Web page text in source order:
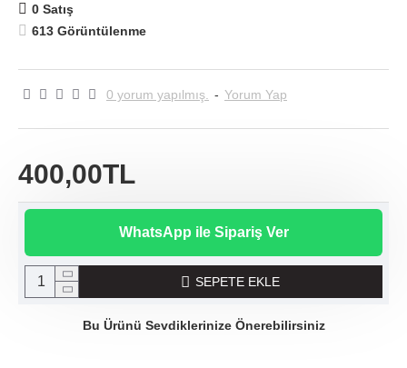
0 Satış
613 Görüntülenme
0 yorum yapılmış. - Yorum Yap
400,00TL
WhatsApp ile Sipariş Ver
SEPETE EKLE
Bu Ürünü Sevdiklerinize Önerebilirsiniz